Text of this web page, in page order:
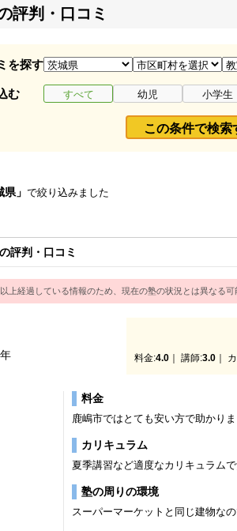
評判・口コミ
を探す
む すべて 幼児 小学生
この条件で検索
」 で絞り込みました
の評判・口コミ
上経過している情報のため、現在の塾の状況とは異なる可
料金:4.0 ｜ 講師:3.0 ｜
料金
鹿嶋市ではとても安い方で助かり
カリキュラム
夏季講習など適度なカリキュラム
塾の周りの環境
スーパーマーケットと同じ建物な